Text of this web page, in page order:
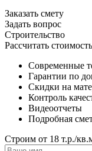
Заказать смету
Задать вопрос
Строительство
Рассчитать
Современные
Гарантии по
Скидки на
Контроль
Видеоотчеты
Подробная
Строим от 18 т.р./